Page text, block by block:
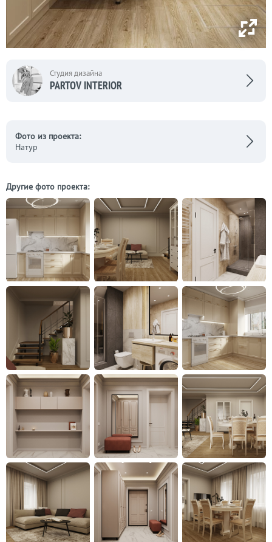
Студия дизайна
PARTOV INTERIOR
Фото из проекта:
Натур
Другие фото проекта: